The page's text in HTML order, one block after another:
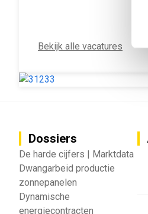
Bekijk alle vacatures
Dossiers
De harde cijfers | Marktdata
Dwangarbeid productie
zonnepanelen
Dynamische
energiecontracten